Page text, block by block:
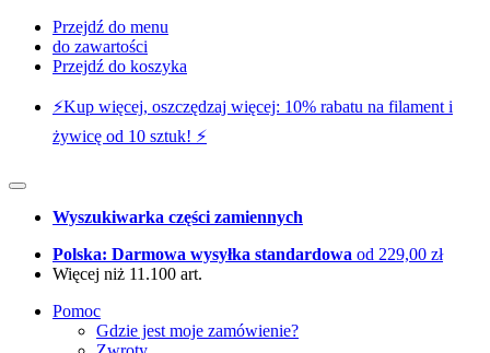
Przejdź do menu
do zawartości
Przejdź do koszyka
⚡️Kup więcej, oszczędzaj więcej: 10% rabatu na filament i
żywicę od 10 sztuk! ⚡️
Wyszukiwarka części zamiennych
Polska: Darmowa wysyłka standardowa od 229,00 zł
Więcej niż 11.100 art.
Pomoc
Gdzie jest moje zamówienie?